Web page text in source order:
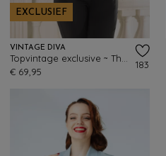
EXCLUSIEF
VINTAGE DIVA
€ 69,95
183